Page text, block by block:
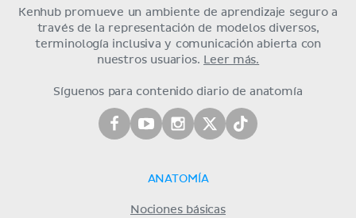
Kenhub promueve un ambiente de aprendizaje seguro a
través de la representación de modelos diversos,
terminología inclusiva y comunicación abierta con
nuestros usuarios.
Leer más.
Síguenos para contenido diario de anatomía
ANATOMÍA
Nociones básicas